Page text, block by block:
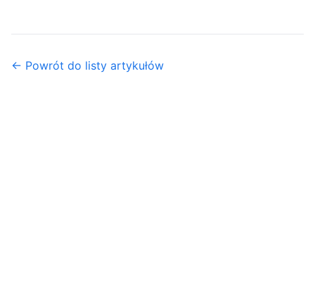
← Powrót do listy artykułów